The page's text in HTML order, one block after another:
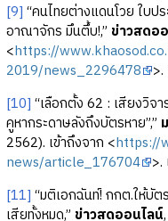
[9] “คนไทยต่างแดนโวย ใบ
อาณาจักร มึนตึ้บ!,” ข่าวสดอ
<https://
2019/news_2296478
[10] “เลือกตั้ง 62 : เสียงวิ
คูหากระดาษลังถึงบัตรหาย”,”
2562). เข้าถึงจาก <https://
news/article_176704 >.
[11] “มติเอกฉันท์! กกต.ให้บั
เสียทั้งหมด,” ข่าวสดออนไลน์